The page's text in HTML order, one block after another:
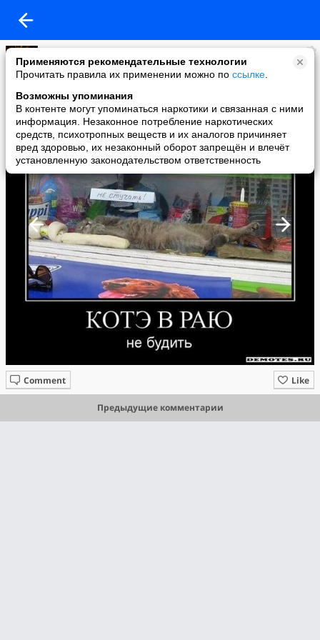
Применяются рекомендательные технологии
Прочитать правила их применении можно по ссылке
Возможны упоминания
В контенте могут упоминаться наркотики и связанная с ними
информация. Незаконное потребление наркотических
средств, психотропных веществ и их аналогов причиняет
вред здоровью, их незаконный оборот запрещён и влечёт
установленную законодательством ответственность
АРТи
added a photo
05 Feb в 13:25
Like
Comment
Предыдущие комментарии